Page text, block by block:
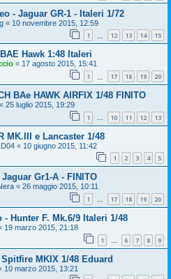
- Jaguar GR-1 - Italeri 1/72
« 10 novembre 2015, 12:59
1 12 13 14 15
Hawk 1:48 Italeri
« 17 agosto 2015, 15:41
1 17 18 19 20
BAe HAWK AIRFIX 1/48 FINITO
« 25 luglio 2015, 19:29
1 … 10 11 12 13
MK.III e Lancaster 1/48
« 10 giugno 2015, 11:42
1 2 3 4 5
Gr1-A - FINITO
« 26 maggio 2015, 10:11
1 … 17 18 19 20
- Hunter F. Mk.6/9 Italeri 1/48
19 marzo 2015, 21:18
1 … 6 7 8 9
MKIX 1/48 Eduard
10 marzo 2015, 13:21